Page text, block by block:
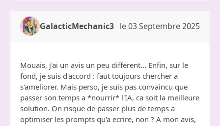
GalacticMechanic3 le 03 Septembre 2025
Mouais, j'ai un avis un peu different... Enfin, sur le
fond, je suis d'accord : faut toujours chercher a
s'ameliorer. Mais perso, je suis pas convaincu que
passer son temps a *nourrir* l'IA, ca soit la meilleure
solution. On risque de passer plus de temps a
optimiser les prompts qu'a ecrire, non ? A mon avis,